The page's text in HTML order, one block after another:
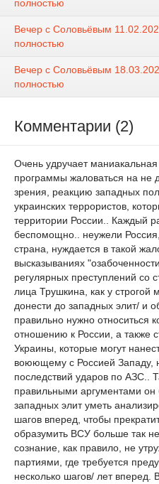
полностью
Вечер с Соловьёвым
полностью
Вечер с Соловьёвым
полностью
Комментарии (2)
Очень удручает
программы жаловаться на не
зрения, реакцию западных
украинских террористов,
территории России.. Каждый
беспомощно.. неужели
страна, нуждается в такой
высказываниях
регулярных преступлений
лица Трушкина, как у строгой
донести до западных элит/ и
правильно нужно относиться
отношению к России, а также
Украины, которые могут
воюющему с Россией Западу,
последствий ударов по АЗС..
правильными аргументами он
западных элит уметь
шагов вперед, чтобы
образумить ВСУ больше так
сознание, как правило, не
партиями, где требуется
несколько шагов/ лет вперед.